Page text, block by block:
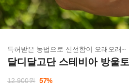
특허받은 농법으로 신선함이 오래오래~
달디달고단 스테비아 방울
12,900원 57%